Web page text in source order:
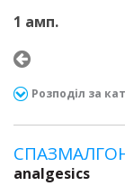
1 амп.
Розподіл за
analgesics